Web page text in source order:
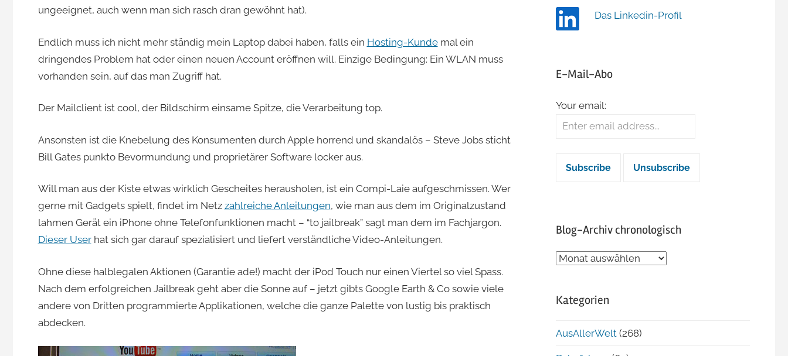
ungeeignet, auch wenn man sich rasch dran gewöhnt hat).
Endlich muss ich nicht mehr ständig mein Laptop dabei haben, falls ein Hosting-Kundemal ein
dringendes Problem hat oder einen neuen Account eröffnen will. Einzige Bedingung: Ein WLAN muss
vorhanden sein, auf das man Zugriff hat.
Der Mailclient ist cool, der Bildschirm einsame Spitze, die Verarbeitung top.
Ansonsten ist die Knebelung des Konsumenten durch Apple horrend und skandalös – Steve Jobs sticht
Bill Gates punkto Bevormundung und proprietärer Software locker aus.
Will man aus der Kiste etwas wirklich Gescheites herausholen, ist ein Compi-Laie aufgeschmissen. Wer
gerne mit Gadgets spielt, findet im Netz zahlreiche Anleitungen, wie man aus dem im Originalzustand
lahmen Gerät ein iPhone ohne Telefonfunktionen macht – “to jailbreak” sagt man dem im Fachjargon.
Dieser Userhat sich gar darauf spezialisiert und liefert verständliche Video-Anleitungen.
Ohne diese halblegalen Aktionen (Garantie ade!) macht der iPod Touch nur einen Viertel so viel Spass.
Nach dem erfolgreichen Jailbreak geht aber die Sonne auf – jetzt gibts Google Earth & Co sowie viele
andere von Dritten programmierte Applikationen, welche die ganze Palette von lustig bis praktisch
abdecken.
Das Linkedin-Profil
E-Mail-Abo
Your email:
Blog-Archiv chronologisch
Blog-
Kategorien
AusAllerWelt (268)